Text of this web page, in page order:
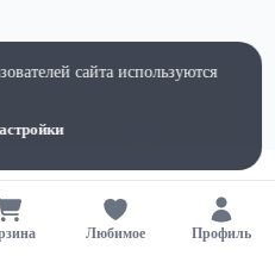
Любимое Профиль
сайта используются